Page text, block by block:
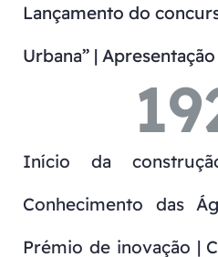
Lançamento do
Urbana” |
Início da
Conhecimento das
Prémio de inovação |